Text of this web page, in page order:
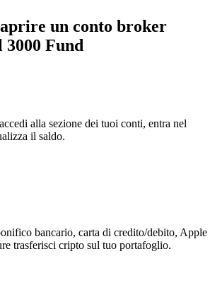
aprire un conto broker
3000 Fund
alla sezione dei tuoi conti, entra nel
il saldo.
bancario, carta di credito/debito, Apple
trasferisci cripto sul tuo portafoglio.